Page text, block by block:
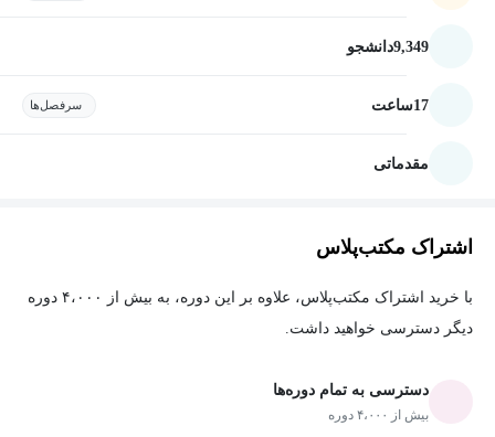
9,349دانشجو
17ساعت سرفصل‌ها
مقدماتی
اشتراک مکتب‌پلاس
با خرید اشتراک مکتب‌پلاس، علاوه بر این دوره، به بیش از ۴،۰۰۰ دوره
دیگر دسترسی خواهید داشت.
دسترسی به تمام دوره‌ها
بیش از ۴،۰۰۰ دوره